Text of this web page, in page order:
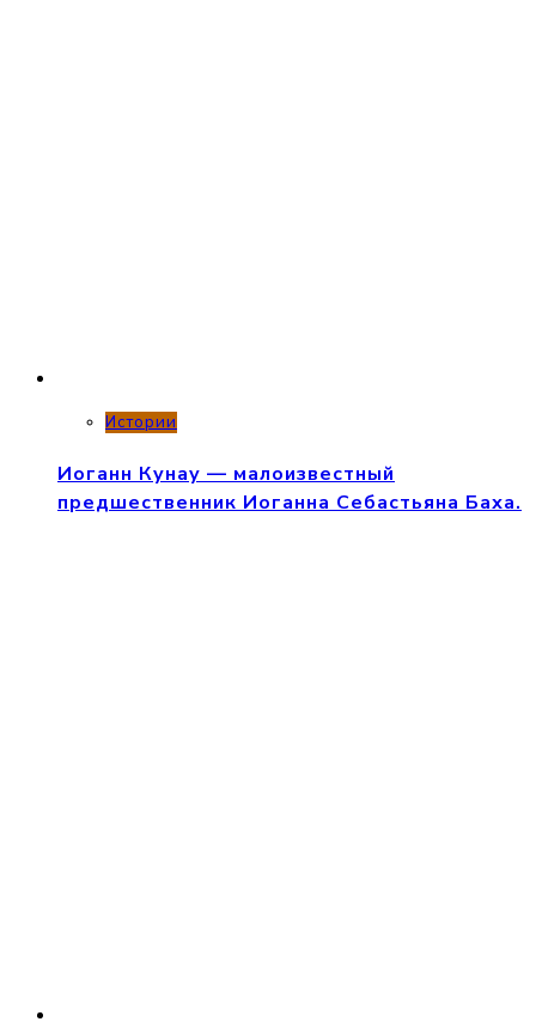
Истории
Иоганн Кунау — малоизвестный
предшественник Иоганна Себастьяна Баха.